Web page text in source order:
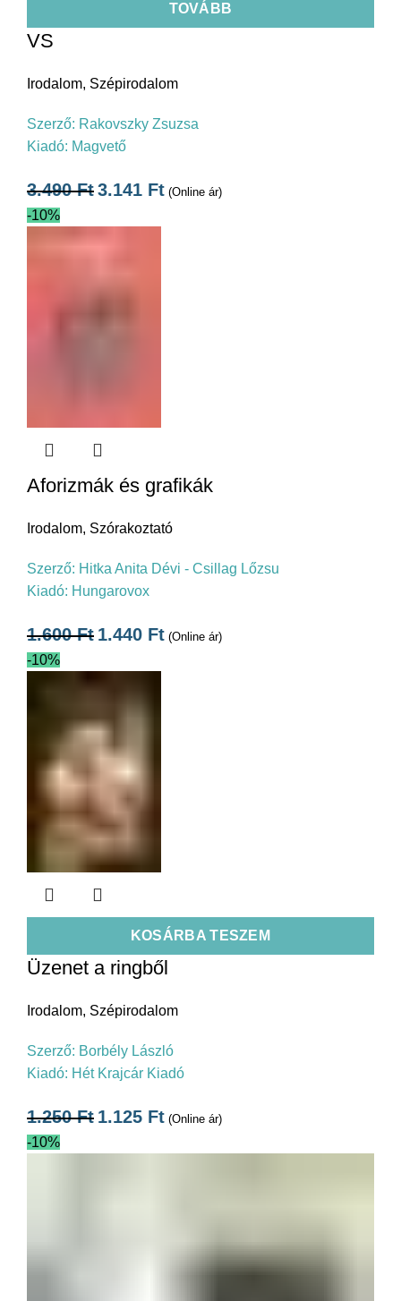
TOVÁBB
VS
Irodalom, Szépirodalom
Szerző: Rakovszky Zsuzsa
Kiadó: Magvető
3.490Ft3.141 Ft (Online ár)
-10%
Aforizmák és grafikák
Irodalom, Szórakoztató
Szerző: Hitka Anita Dévi - Csillag Lőzsu
Kiadó: Hungarovox
1.600Ft 1.440 Ft (Online ár)
-10%
KOSÁRBA TESZEM
Üzenet a ringből
Irodalom, Szépirodalom
Szerző: Borbély László
Kiadó: Hét Krajcár Kiadó
1.250Ft 1.125 Ft (Online ár)
-10%